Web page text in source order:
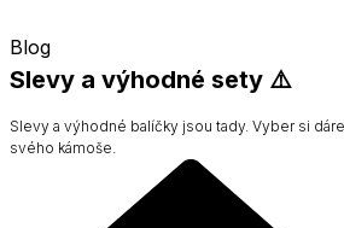
Blog
Slevy a výhodné sety ⚠️
Slevy a výhodné balíčky jsou tady. Vyber si
svého kámoše.